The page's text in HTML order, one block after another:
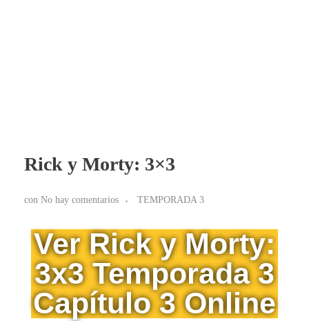
Rick y Morty: 3×3
con No hay comentarios TEMPORADA 3
Ver Rick y Morty:
3x3 Temporada 3
Capítulo 3 Online